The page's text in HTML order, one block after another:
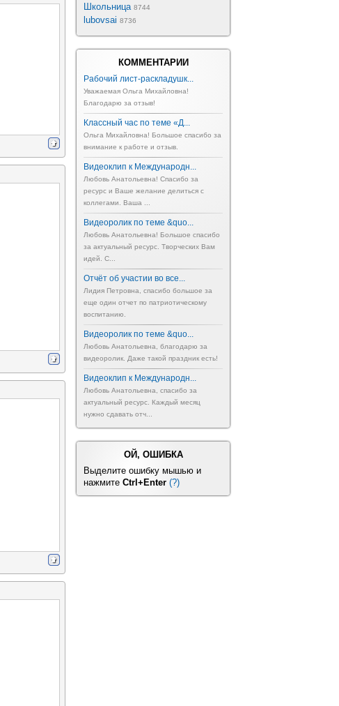
Школьница 8744
lubovsai 8736
КОММЕНТАРИИ
Рабочий лист-раскладушк...
Уважаемая Ольга Михайловна!
Благодарю за отзыв!
Классный час по теме «Д...
Ольга Михайловна! Большое спасибо за
внимание к работе и отзыв.
Видеоклип к Международн...
Любовь Анатольевна! Спасибо за
ресурс и Ваше желание делиться с
коллегами. Ваша ...
Видеоролик по теме &quo...
Любовь Анатольевна! Большое спасибо
за актуальный ресурс. Творческих Вам
идей. С...
Отчёт об участии во все...
Лидия Петровна, спасибо большое за
еще один отчет по патриотическому
воспитанию.
Видеоролик по теме &quo...
Любовь Анатольевна, благодарю за
видеоролик. Даже такой праздник есть!
Видеоклип к Международн...
Любовь Анатольевна, спасибо за
актуальный ресурс. Каждый месяц
нужно сдавать отч...
ОЙ, ОШИБКА
Выделите ошибку мышью и
нажмите Ctrl+Enter (?)